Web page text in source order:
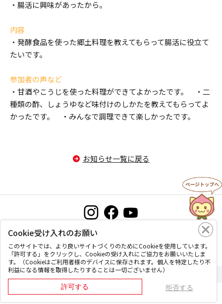
・腸活に興味があったから。
内容
・発酵食品を使った郷土料理を教えてもらって腸活に役立て
たいです。
参加者の声など
・甘酒やこうじを使った料理ができてよかったです。 ・二
種類の酢、しょうゆなど味付けのしかたを教えてもらってよ
かったです。 ・みんなで調理できて楽しかったです。
お知らせ一覧に戻る
お問い合わせ プライバシーポリシー
Copyright © Okayama coop, All Rights Reserved.
Cookie受け入れのお願い
このサイトでは、より良いサイトづくりのためにCookieを使用しています。
「許可する」をクリックし、Cookieの受け入れにご協力をお願いいたしま
す。（Cookieはご利用者様のデバイスに保存されます。個人を特定したり不
利益になる情報を取得したりすることは一切ございません）
許可する 拒否する